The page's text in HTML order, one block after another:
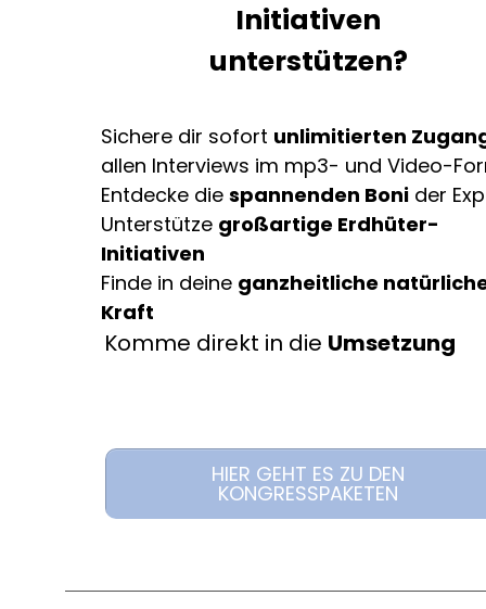
Initiativen
unterstützen?
Sichere dir sofort unlimitierten
allen Interviews im mp3- und Video-
Entdecke diespannenden Boni der
Unterstütze großartige Erdhüter-
Initiativen
Finde in deine ganzheitliche
Kraft
Komme direkt in die Umsetzung
HIER GEHT ES ZU DEN
KONGRESSPAKETEN